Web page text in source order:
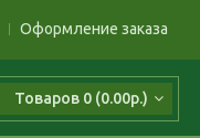
Оформление заказа
Товаров 0 (0.00р.)